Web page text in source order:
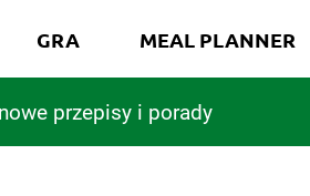
przepisy i porady
GRA MEAL PLANNER